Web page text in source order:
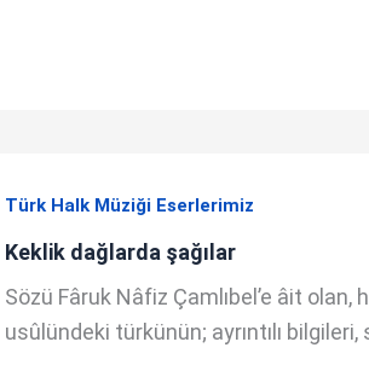
Türk Halk Müziği Eserlerimiz
Keklik dağlarda şağılar
Sözü Fâruk Nâfiz Çamlıbel’e âit olan,
usûlündeki türkünün; ayrıntılı